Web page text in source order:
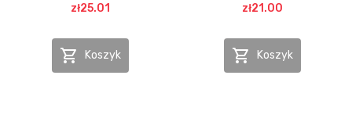
zł25.01
 Koszyk
zł21.00
 Koszyk